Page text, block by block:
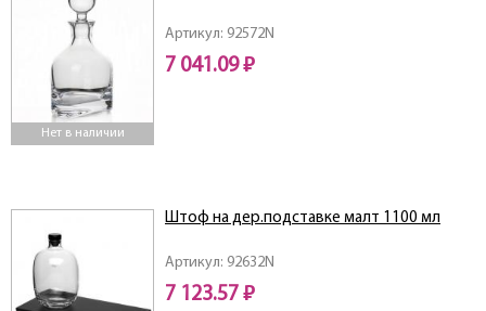
Нет в наличии
Артикул: 92572N
7 041.09 ₽
Артикул: 92632N
Штоф на дер.подставке малт 1100 мл
7 123.57 ₽